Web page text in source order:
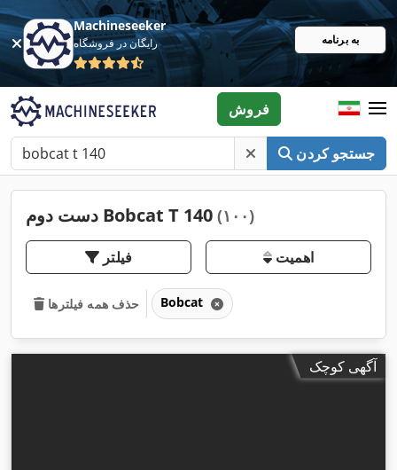
Machineseeker
رایگان در فروشگاه به برنامه
جستجو کردن
فروش
دست دوم Bobcat T 140 (۱۰۰)
فیلتر اهمیت
حذف همه فیلترها Bobcat
آگهی کوچک